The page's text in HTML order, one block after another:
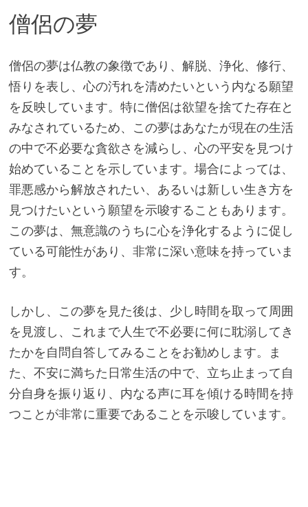
僧侶の夢
僧侶の夢は仏教の象徴であり、解脱、浄化、修行、
悟りを表し、心の汚れを清めたいという内なる願望
を反映しています。特に僧侶は欲望を捨てた存在と
みなされているため、この夢はあなたが現在の生活
の中で不必要な貪欲さを減らし、心の平安を見つけ
始めていることを示しています。場合によっては、
罪悪感から解放されたい、あるいは新しい生き方を
見つけたいという願望を示唆することもあります。
この夢は、無意識のうちに心を浄化するように促し
ている可能性があり、非常に深い意味を持っていま
す。
しかし、この夢を見た後は、少し時間を取って周囲
を見渡し、これまで人生で不必要に何に耽溺してき
たかを自問自答してみることをお勧めします。ま
た、不安に満ちた日常生活の中で、立ち止まって自
分自身を振り返り、内なる声に耳を傾ける時間を持
つことが非常に重要であることを示唆しています。